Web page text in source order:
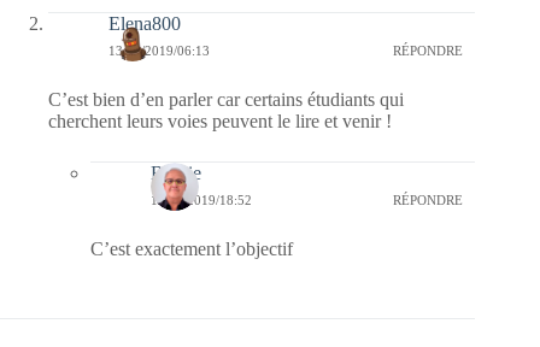
Elena800
13/12/2019/06:13 RÉPONDRE
C’est bien d’en parler car certains étudiants qui
cherchent leurs voies peuvent le lire et venir !
Bernie
15/12/2019/18:52 RÉPONDRE
C’est exactement l’objectif